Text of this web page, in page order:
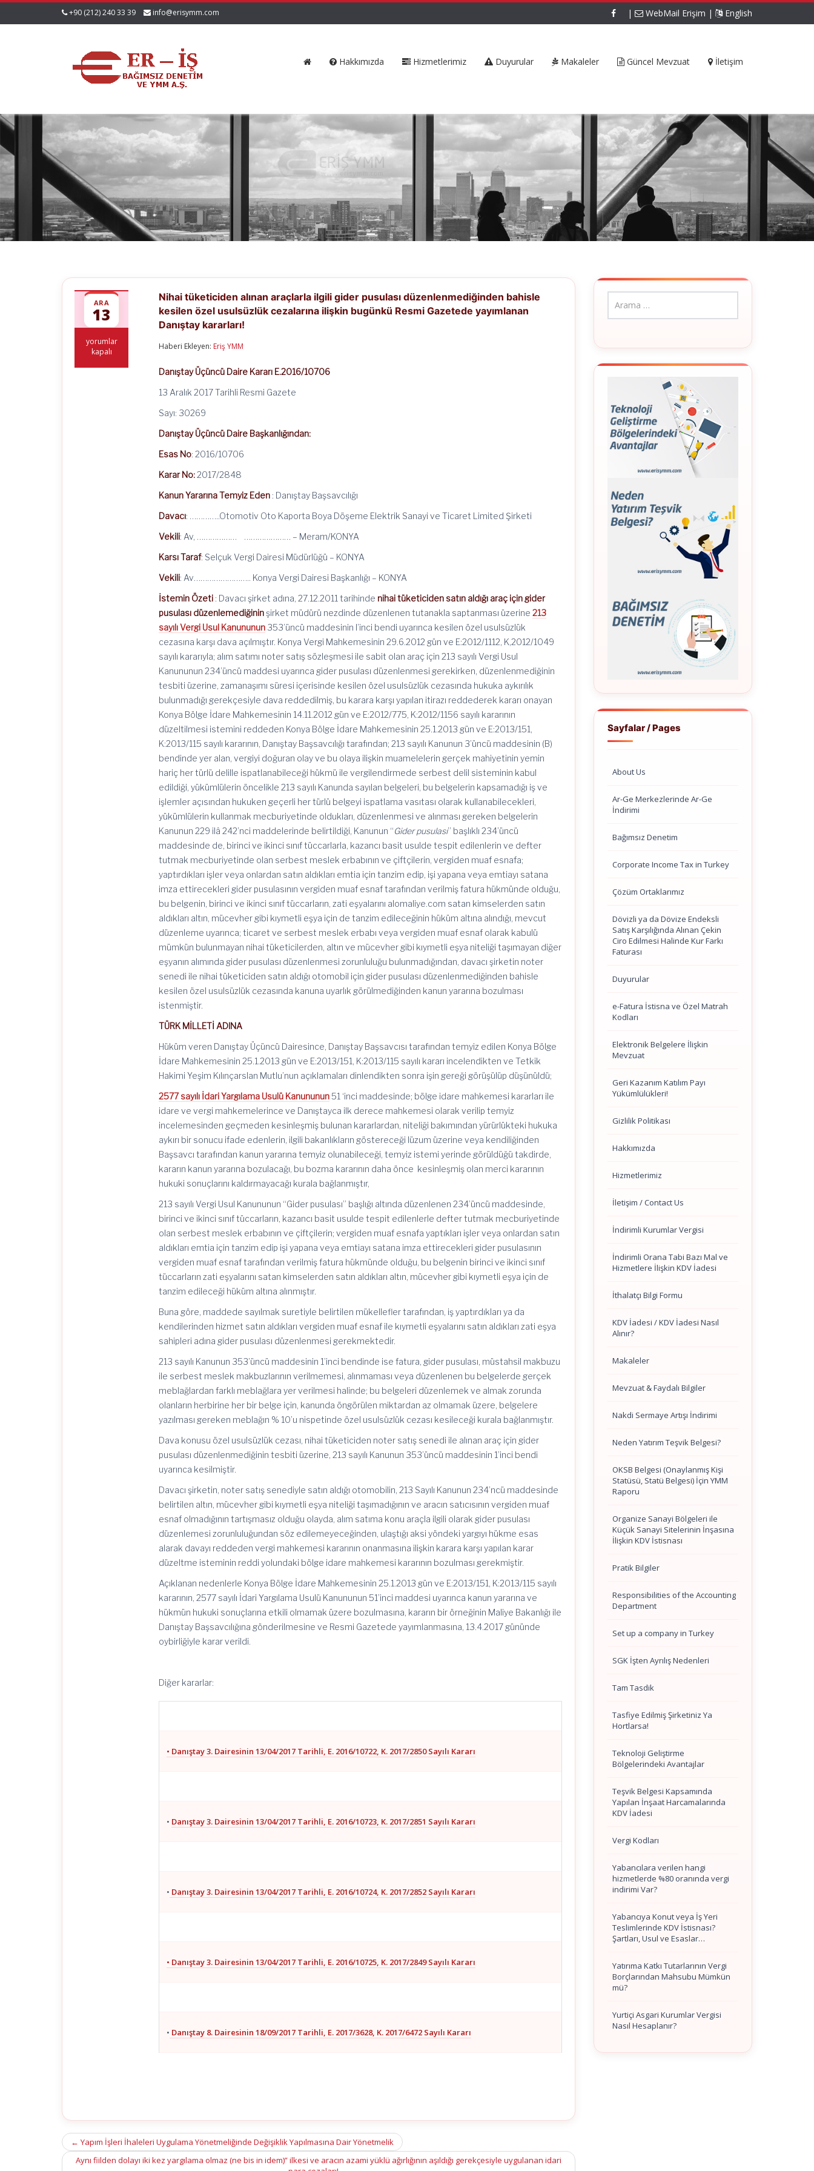
+90 (212) 240 33 39 info@erisymm.com | WebMail Erişim | English
Hakkımızda Hizmetlerimiz Duyurular Makaleler Güncel Mevzuat İletişim
ARA
13
Nihai
tüketiciden
yorumlar
kapalı
Nihai tüketiciden alınan araçlarla ilgili gider pusulası düzenlenmediğinden bahisle
kesilen özel usulsüzlük cezalarına ilişkin bugünkü Resmi Gazetede yayımlanan
Danıştay kararları!
Haberi Ekleyen: Eriş YMM
Danıştay Üçüncü Daire Kararı E.2016/10706
13 Aralık 2017 Tarihli Resmi Gazete
Sayı: 30269
Danıştay Üçüncü Daire Başkanlığından:
Esas No: 2016/10706
Karar No:2017/2848
Kanun Yararına Temyiz Eden : Danıştay Başsavcılığı
Davacı: …………..Otomotiv Oto Kaporta Boya Döşeme Elektrik Sanayi ve Ticaret Limited Şirketi
Vekili: Av, ……………… ………………… – Meram/KONYA
Karsı Taraf: Selçuk Vergi Dairesi Müdürlüğü – KONYA
Vekili: Av…………………….. Konya Vergi Dairesi Başkanlığı – KONYA
İstemin Özeti : Davacı şirket adına, 27.12.2011 tarihinde nihai tüketiciden satın aldığı araç için gider
pusulası düzenlemediğininşirket müdürü nezdinde düzenlenen tutanakla saptanması üzerine213
sayılı Vergi Usul Kanununun 353’üncü maddesinin l’inci bendi uyarınca kesilen özel usulsüzlük
cezasına karşı dava açılmıştır. Konya Vergi Mahkemesinin 29.6.2012 gün ve E:2012/1112, K,2012/1049
sayılı kararıyla; alım satımı noter satış sözleşmesi ile sabit olan araç için 213 sayılı Vergi Usul
Kanununun 234’üncü maddesi uyarınca gider pusulası düzenlenmesi gerekirken, düzenlenmediğinin
tesbiti üzerine, zamanaşımı süresi içerisinde kesilen özel usulsüzlük cezasında hukuka aykırılık
bulunmadığı gerekçesiyle dava reddedilmiş, bu karara karşı yapılan itirazı reddederek kararı onayan
Konya Bölge İdare Mahkemesinin 14.11.2012 gün ve E:2012/775, K:2012/1156 sayılı kararının
düzeltilmesi istemini reddeden Konya Bölge İdare Mahkemesinin 25.1.2013 gün ve E:2013/151,
K:2013/115 sayılı kararının, Danıştay Başsavcılığı tarafından; 213 sayılı Kanunun 3’üncü maddesinin (B)
bendinde yer alan, vergiyi doğuran olay ve bu olaya ilişkin muamelelerin gerçek mahiyetinin yemin
hariç her türlü delille ispatlanabileceği hükmü ile vergilendirmede serbest delil sisteminin kabul
edildiği, yükümlülerin öncelikle 213 sayılı Kanunda sayılan belgeleri, bu belgelerin kapsamadığı iş ve
işlemler açısından hukuken geçerli her türlü belgeyi ispatlama vasıtası olarak kullanabilecekleri,
yükümlülerin kullanmak mecburiyetinde oldukları, düzenlenmesi ve alınması gereken belgelerin
Kanunun 229 ilâ 242’nci maddelerinde belirtildiği, Kanunun “Gider pusulası” başlıklı 234’üncü
maddesinde de, birinci ve ikinci sınıf tüccarlarla, kazancı basit usulde tespit edilenlerin ve defter
tutmak mecburiyetinde olan serbest meslek erbabının ve çiftçilerin, vergiden muaf esnafa;
yaptırdıkları işler veya onlardan satın aldıkları emtia için tanzim edip, işi yapana veya emtiayı satana
imza ettirecekleri gider pusulasının vergiden muaf esnaf tarafından verilmiş fatura hükmünde olduğu,
bu belgenin, birinci ve ikinci sınıf tüccarların, zati eşyalarını alomaliye.com satan kimselerden satın
aldıkları altın, mücevher gibi kıymetli eşya için de tanzim edileceğinin hüküm altına alındığı, mevcut
düzenleme uyarınca; ticaret ve serbest meslek erbabı veya vergiden muaf esnaf olarak kabulü
mümkün bulunmayan nihai tüketicilerden, altın ve mücevher gibi kıymetli eşya niteliği taşımayan diğer
eşyanın alımında gider pusulası düzenlenmesi zorunluluğu bulunmadığından, davacı şirketin noter
senedi ile nihai tüketiciden satın aldığı otomobil için gider pusulası düzenlenmediğinden bahisle
kesilen özel usulsüzlük cezasında kanuna uyarlık görülmediğinden kanun yararına bozulması
istenmiştir.
TÜRK MİLLETİ ADINA
Hüküm veren Danıştay Üçüncü Dairesince, Danıştay Başsavcısı tarafından temyiz edilen Konya Bölge
İdare Mahkemesinin 25.1.2013 gün ve E:2013/151, K:2013/115 sayılı kararı incelendikten ve Tetkik
Hakimi Yeşim Kılınçarslan Mutlu’nun açıklamaları dinlendikten sonra işin gereği görüşülüp düşünüldü;
2577 sayılı İdari Yargılama Usulü Kanununun51 ‘inci maddesinde; bölge idare mahkemesi kararları ile
idare ve vergi mahkemelerince ve Danıştayca ilk derece mahkemesi olarak verilip temyiz
incelemesinden geçmeden kesinleşmiş bulunan kararlardan, niteliği bakımından yürürlükteki hukuka
aykırı bir sonucu ifade edenlerin, ilgili bakanlıkların göstereceği lüzum üzerine veya kendiliğinden
Başsavcı tarafından kanun yararına temyiz olunabileceği, temyiz istemi yerinde görüldüğü takdirde,
kararın kanun yararına bozulacağı, bu bozma kararının daha önce kesinleşmiş olan merci kararının
hukuki sonuçlarını kaldırmayacağı kurala bağlanmıştır,
213 sayılı Vergi Usul Kanununun “Gider pusulası” başlığı altında düzenlenen 234’üncü maddesinde,
birinci ve ikinci sınıf tüccarların, kazancı basit usulde tespit edilenlerle defter tutmak mecburiyetinde
olan serbest meslek erbabının ve çiftçilerin; vergiden muaf esnafa yaptıkları işler veya onlardan satın
aldıkları emtia için tanzim edip işi yapana veya emtiayı satana imza ettirecekleri gider pusulasının
vergiden muaf esnaf tarafından verilmiş fatura hükmünde olduğu, bu belgenin birinci ve ikinci sınıf
tüccarların zati eşyalarını satan kimselerden satın aldıkları altın, mücevher gibi kıymetli eşya için de
tanzim edileceği hüküm altına alınmıştır.
Buna göre, maddede sayılmak suretiyle belirtilen mükellefler tarafından, iş yaptırdıkları ya da
kendilerinden hizmet satın aldıkları vergiden muaf esnaf ile kıymetli eşyalarını satın aldıkları zati eşya
sahipleri adına gider pusulası düzenlenmesi gerekmektedir.
213 sayılı Kanunun 353’üncü maddesinin 1’inci bendinde ise fatura, gider pusulası, müstahsil makbuzu
ile serbest meslek makbuzlarının verilmemesi, alınmaması veya düzenlenen bu belgelerde gerçek
meblağlardan farklı meblağlara yer verilmesi halinde; bu belgeleri düzenlemek ve almak zorunda
olanların herbirine her bir belge için, kanunda öngörülen miktardan az olmamak üzere, belgelere
yazılması gereken meblağın % 10’u nispetinde özel usulsüzlük cezası kesileceği kurala bağlanmıştır.
Dava konusu özel usulsüzlük cezası, nihai tüketiciden noter satış senedi ile alınan araç için gider
pusulası düzenlenmediğinin tesbiti üzerine, 213 sayılı Kanunun 353’üncü maddesinin 1’inci bendi
uyarınca kesilmiştir.
Davacı şirketin, noter satış senediyle satın aldığı otomobilin, 213 Sayılı Kanunun 234’ncü maddesinde
belirtilen altın, mücevher gibi kıymetli eşya niteliği taşımadığının ve aracın satıcısının vergiden muaf
esnaf olmadığının tartışmasız olduğu olayda, alım satıma konu araçla ilgili olarak gider pusulası
düzenlemesi zorunluluğundan söz edilemeyeceğinden, ulaştığı aksi yöndeki yargıyı hükme esas
alarak davayı reddeden vergi mahkemesi kararının onanmasına ilişkin karara karşı yapılan karar
düzeltme isteminin reddi yolundaki bölge idare mahkemesi kararının bozulması gerekmiştir.
Açıklanan nedenlerle Konya Bölge İdare Mahkemesinin 25.1.2013 gün ve E:2013/151, K:2013/115 sayılı
kararının, 2577 sayılı İdari Yargılama Usulü Kanununun 51’inci maddesi uyarınca kanun yararına ve
hükmün hukuki sonuçlarına etkili olmamak üzere bozulmasına, kararın bir örneğinin Maliye Bakanlığı ile
Danıştay Başsavcılığına gönderilmesine ve Resmi Gazetede yayımlanmasına, 13.4.2017 gününde
oybirliğiyle karar verildi.
Diğer kararlar:
• Danıştay 3. Dairesinin 13/04/2017 Tarihli, E. 2016/10722, K. 2017/2850 Sayılı Kararı
• Danıştay 3. Dairesinin 13/04/2017 Tarihli, E. 2016/10723, K. 2017/2851 Sayılı Kararı
• Danıştay 3. Dairesinin 13/04/2017 Tarihli, E. 2016/10724, K. 2017/2852 Sayılı Kararı
• Danıştay 3. Dairesinin 13/04/2017 Tarihli, E. 2016/10725, K. 2017/2849 Sayılı Kararı
• Danıştay 8. Dairesinin 18/09/2017 Tarihli, E. 2017/3628, K. 2017/6472 Sayılı Kararı
Post
← Yapım İşleri İhaleleri Uygulama Yönetmeliğinde Değişiklik Yapılmasına Dair Yönetmelik
Aynı fiilden dolayı iki kez yargılama olmaz (ne bis in idem)” ilkesi ve aracın azami yüklü ağırlığının aşıldığı gerekçesiyle uygulanan idari
Sayfalar / Pages
About Us
Ar-Ge Merkezlerinde Ar-Ge
İndirimi
Bağımsız Denetim
Corporate Income Tax in Turkey
Çözüm Ortaklarımız
Dövizli ya da Dövize Endeksli
Satış Karşılığında Alınan Çekin
Ciro Edilmesi Halinde Kur Farkı
Faturası
Duyurular
e-Fatura İstisna ve Özel Matrah
Kodları
Elektronik Belgelere İlişkin
Mevzuat
Geri Kazanım Katılım Payı
Yükümlülükleri!
Gizlilik Politikası
Hakkımızda
Hizmetlerimiz
İletişim / Contact Us
İndirimli Kurumlar Vergisi
İndirimli Orana Tabi Bazı Mal ve
Hizmetlere İlişkin KDV İadesi
İthalatçı Bilgi Formu
KDV İadesi / KDV İadesi Nasıl
Alınır?
Makaleler
Mevzuat & Faydalı Bilgiler
Nakdi Sermaye Artışı İndirimi
Neden Yatırım Teşvik Belgesi?
OKSB Belgesi (Onaylanmış Kişi
Statüsü, Statü Belgesi) İçin YMM
Raporu
Organize Sanayi Bölgeleri ile
Küçük Sanayi Sitelerinin İnşasına
İlişkin KDV İstisnası
Pratik Bilgiler
Responsibilities of the Accounting
Department
Set up a company in Turkey
SGK İşten Ayrılış Nedenleri
Tam Tasdik
Tasfiye Edilmiş Şirketiniz Ya
Hortlarsa!
Teknoloji Geliştirme
Bölgelerindeki Avantajlar
Teşvik Belgesi Kapsamında
Yapılan İnşaat Harcamalarında
KDV İadesi
Vergi Kodları
Yabancılara verilen hangi
hizmetlerde %80 oranında vergi
indirimi Var?
Yabancıya Konut veya İş Yeri
Teslimlerinde KDV İstisnası?
Şartları, Usul ve Esaslar…
Yatırıma Katkı Tutarlarının Vergi
Borçlarından Mahsubu Mümkün
mü?
Yurtiçi Asgari Kurumlar Vergisi
Nasıl Hesaplanır?